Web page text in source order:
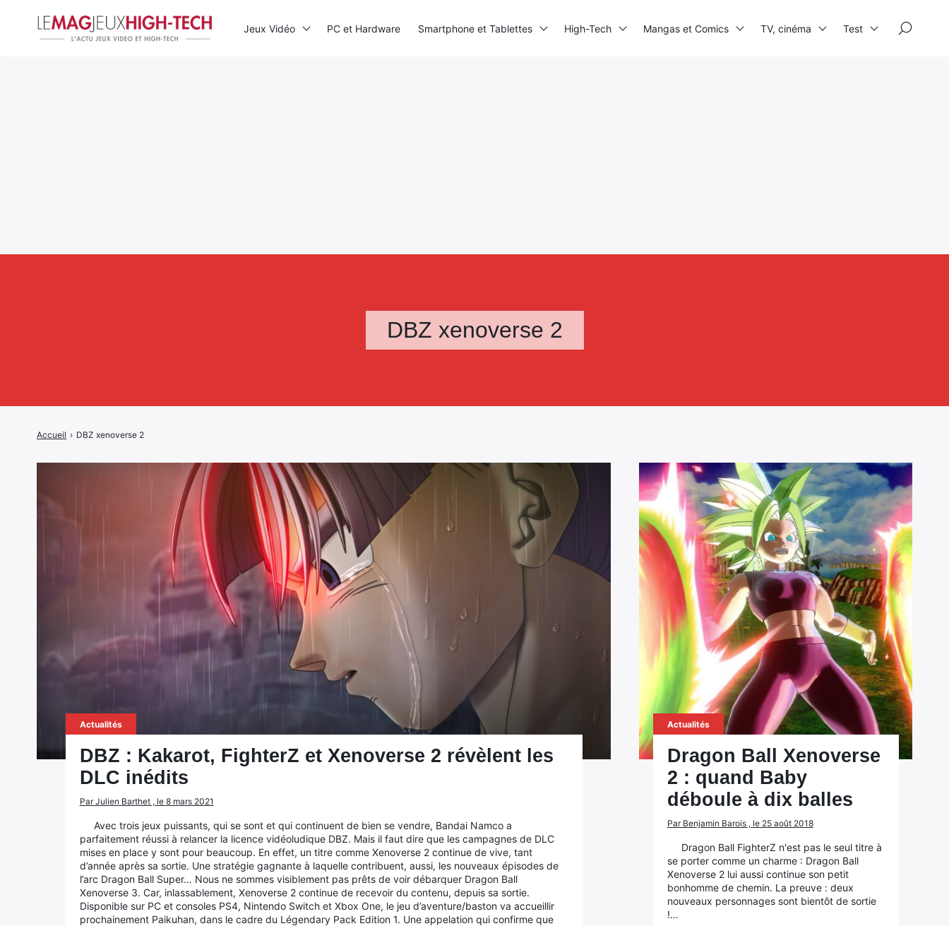
DBZ xenoverse 2
Accueil › DBZ xenoverse 2
Actualités
DBZ : Kakarot, FighterZ et Xenoverse 2 révèlent les
DLC inédits
Par Julien Barthet , le 8 mars 2021
Avec trois jeux puissants, qui se sont et qui continuent de bien se vendre, Bandai Namco a
parfaitement réussi à relancer la licence vidéoludique DBZ. Mais il faut dire que les campagnes de DLC
mises en place y sont pour beaucoup. En effet, un titre comme Xenoverse 2 continue de vive, tant
d’année après sa sortie. Une stratégie gagnante à laquelle contribuent, aussi, les nouveaux épisodes de
l’arc Dragon Ball Super… Nous ne sommes visiblement pas prêts de voir débarquer Dragon Ball
Xenoverse 3. Car, inlassablement, Xenoverse 2 continue de recevoir du contenu, depuis sa sortie.
Disponible sur PC et consoles PS4, Nintendo Switch et Xbox One, le jeu d’aventure/baston va accueillir
prochainement Paikuhan, dans le cadre du Légendary Pack Edition 1. Une appelation qui confirme que
Actualités
Dragon Ball Xenoverse
2 : quand Baby
déboule à dix balles
Par Benjamin Barois , le 25 août 2018
Dragon Ball FighterZ n'est pas le seul titre à
se porter comme un charme : Dragon Ball
Xenoverse 2 lui aussi continue son petit
bonhomme de chemin. La preuve : deux
nouveaux personnages sont bientôt de sortie
!…
Jeux Vidéo PC et Hardware Smartphone et Tablettes High-Tech Mangas et Comics TV, cinéma Test